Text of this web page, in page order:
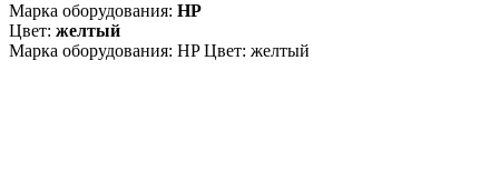
Марка оборудования: HP
Цвет: желтый
Марка оборудования: HP Цвет: желтый